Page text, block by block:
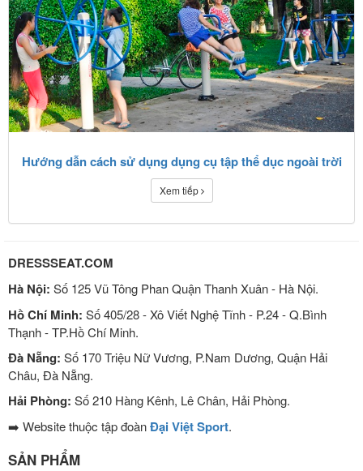
Hướng dẫn cách sử dụng dụng cụ tập thể dục ngoài trời
Xem tiếp
DRESSSEAT.COM
Hà Nội: Số 125 Vũ Tông Phan Quận Thanh Xuân - Hà Nội.
Hồ Chí Minh: Số 405/28 - Xô Viết Nghệ Tĩnh - P.24 - Q.Bình
Thạnh - TP.Hồ Chí Minh.
Đà Nẵng: Số 170 Triệu Nữ Vương, P.Nam Dương, Quận Hải
Châu, Đà Nẵng.
Hải Phòng: Số 210 Hàng Kênh, Lê Chân, Hải Phòng.
➡️ Website thuộc tập đoànĐại Việt Sport.
SẢN PHẨM